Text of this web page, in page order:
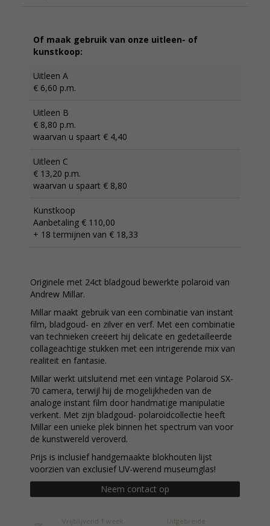
Of maak gebruik van onze uitleen- of
kunstkoop:
Uitleen A
€ 6,60 p.m.
Uitleen B
€ 8,80 p.m.
waarvan u spaart € 4,40
Uitleen C
€ 13,20 p.m.
waarvan u spaart € 8,80
Kunstkoop
Aanbetaling € 110,00
+ 18 termijnen van € 18,33
Originele met 24ct bladgoud bewerkte polaroid van
Andrew Millar.
Millar maakt gebruik van een combinatie van instant
film, bladgoud- en zilver en verf. Met een combinatie
van technieken creëert hij delicate en gedetailleerde
collageachtige stukken met een intrigerende mix van
realiteit en fantasie.
Millar werkt uitsluitend met een vintage Polaroid SX-
70 camera, terwijl hij de mogelijkheden van de
analoge instant film door handmatige manipulatie
verkent. Met zijn bladgoud- polaroidcollectie heeft
Millar een unieke plek binnen het spectrum van voor
de kunstwereld veroverd.
Prijs is inclusief handgemaakte blokhouten lijst
voorzien van exclusief UV-werend museumglas!
Neem contact op
Vrijblijvend 1 week
Uitgebreide